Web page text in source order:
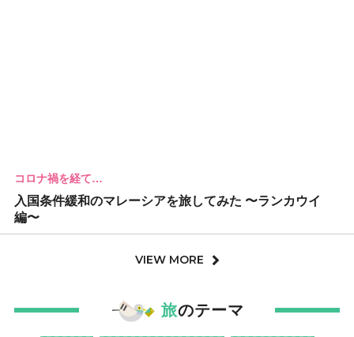
コロナ禍を経て…
入国条件緩和のマレーシアを旅してみた 〜ランカウイ
編〜
VIEW MORE
旅のテーマ